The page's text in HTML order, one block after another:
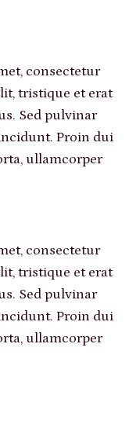
consectetur
tristique et erat
Sed pulvinar
Proin dui
ullamcorper
consectetur
tristique et erat
Sed pulvinar
Proin dui
ullamcorper